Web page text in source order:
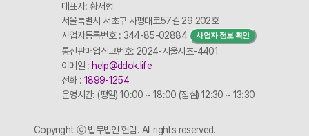
대표자: 황서형
서울특별시 서초구 사평대로57길 29 202호
사업자등록번호 : 344-85-02884
사업자 정보 확인
통신판매업신고번호: 2024-서울서초-4401
이메일 : help@ddok.life
전화 : 1899-1254
운영시간: (평일) 10:00 ~ 18:00 (점심) 12:30 ~ 13:30
Copyright ⓒ 법무법인 현림. All rights reserved.